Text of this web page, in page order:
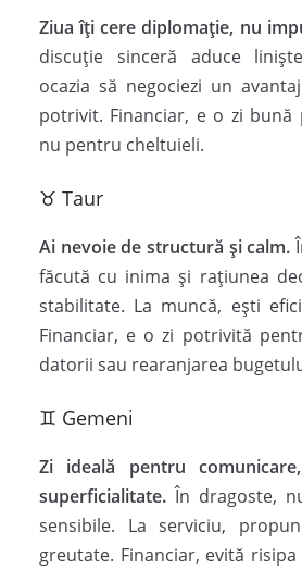
Ziua îți cere diplomație, nu
discuție sinceră aduce
ocazia să negociezi un
potrivit. Financiar, e o zi bună
nu pentru cheltuieli.
♉ Taur
Ai nevoie de structură și calm.
făcută cu inima și rațiunea
stabilitate. La muncă, ești
Financiar, e o zi potrivită
datorii sau rearanjarea
♊ Gemeni
Zi ideală pentru
superficialitate. În dragoste,
sensibile. La serviciu,
greutate. Financiar, evită